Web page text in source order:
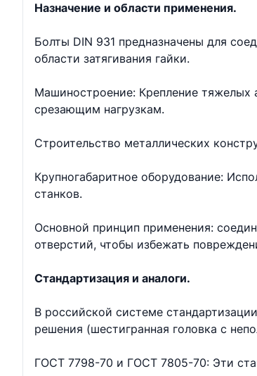
Назначение и области применения.
Болты DIN 931 предназначены для
области затягивания гайки.
Машиностроение: Крепление тяжелых
срезающим нагрузкам.
Строительство металлических
Крупногабаритное оборудование:
станков.
Основной принцип применения:
отверстий, чтобы избежать
Стандартизация и аналоги.
В российской системе
решения (шестигранная головка с
ГОСТ 7798-70 и ГОСТ 7805-70: Эти